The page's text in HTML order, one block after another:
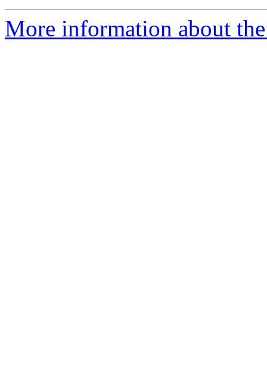
More information about